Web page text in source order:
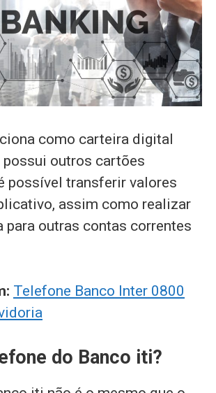
como carteira digital
possui outros cartões
possível transferir valores
assim como realizar
para outras contas correntes
Telefone Banco Inter 0800
do Banco iti?